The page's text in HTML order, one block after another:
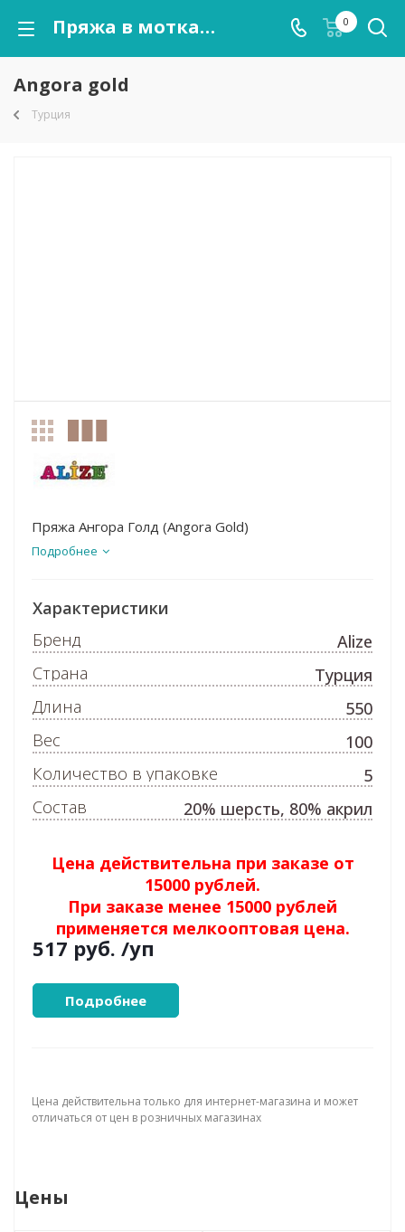
Пряжа в мотках Angora gold оптом от kutnor.ru 0
Angora gold
Турция
Пряжа Ангора Голд (Angora Gold)
Подробнее
Цена действительна при заказе от
15000 рублей.
При заказе менее 15000 рублей
применяется мелкооптовая цена.
517 руб. /уп
Подробнее
Характеристики
Бренд
Alize
Страна
Турция
Длина
550
Вес
100
Количество в упаковке
5
Состав
20% шерсть, 80% акрил
Цена действительна только для интернет-магазина и может
отличаться от цен в розничных магазинах
Цены